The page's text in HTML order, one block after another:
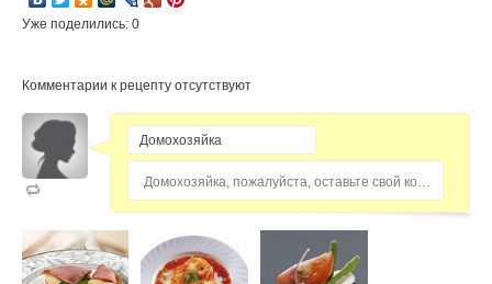
Уже поделились: 0
Комментарии к рецепту отсутствуют
Домохозяйка, пожалуйста, оставьте свой комментарий...